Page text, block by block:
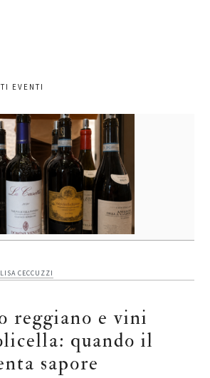
EVENTI
CECCUZZI
reggiano e vini
quando il
sapore